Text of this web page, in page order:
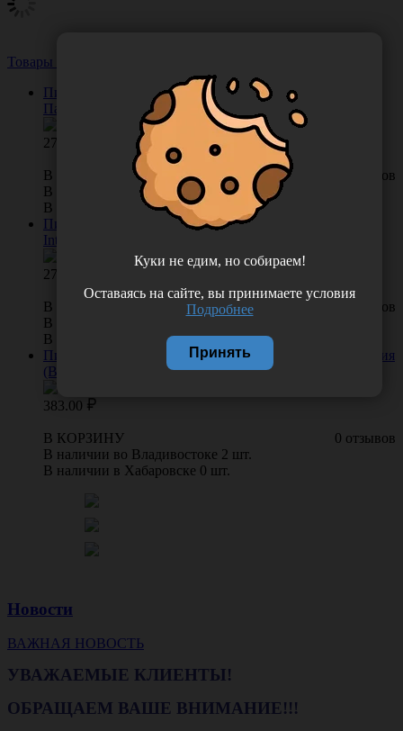
Товары из этой категории
Пинцет стоматологический изогнутый 147*0,8 мм,
Пакистан (Sammar International) П-114 П
272.00
0 отзывов
В КОРЗИНУ
В наличии во Владивостоке 8 шт.
В наличии в Хабаровске 0 шт.
Пинцет хирургический, 150 мм, Пакистан (Sammar
International) ПМ-8 П
270.00
0 отзывов
В КОРЗИНУ
В наличии во Владивостоке 21 шт.
В наличии в Хабаровске 0 шт.
Пинцет зуботехнический 160*1,0 ПСи-"МИЗ-В", Россия
(Ворсма) П-115
383.00
0 отзывов
В КОРЗИНУ
В наличии во Владивостоке 2 шт.
В наличии в Хабаровске 0 шт.
Новости
ВАЖНАЯ НОВОСТЬ
УВАЖАЕМЫЕ КЛИЕНТЫ!
ОБРАЩАЕМ ВАШЕ ВНИМАНИЕ!!!
Куки не едим, но собираем!
Оставаясь на сайте, вы принимаете условия
Подробнее
Принять